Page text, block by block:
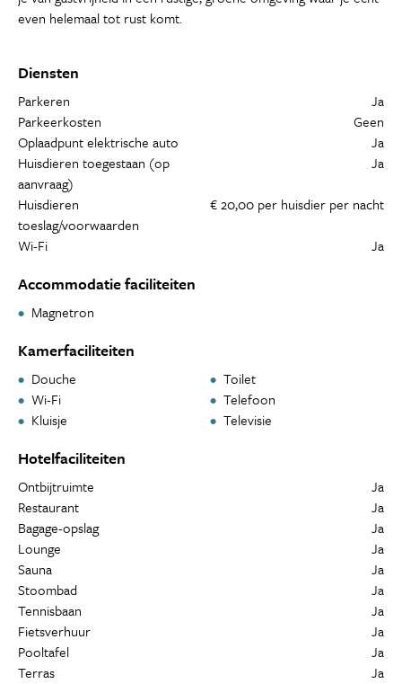
even helemaal tot rust komt.
Diensten
Parkeren
Ja
Parkeerkosten
Geen
Oplaadpunt elektrische auto
Ja
Huisdieren toegestaan (op
aanvraag)
Ja
Huisdieren
toeslag/voorwaarden
€ 20,00 per huisdier per nacht
Wi-Fi Ja
Accommodatie faciliteiten
Magnetron
Kamerfaciliteiten
Douche
Toilet
Wi-Fi
Telefoon
Kluisje
Televisie
Hotelfaciliteiten
Ontbijtruimte
Ja
Restaurant
Ja
Bagage-opslag
Ja
Lounge
Ja
Sauna
Ja
Stoombad
Ja
Tennisbaan
Ja
Fietsverhuur
Ja
Pooltafel
Ja
Terras
Ja